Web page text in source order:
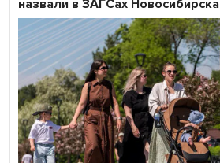
назвали в ЗАГСах Новосибирска